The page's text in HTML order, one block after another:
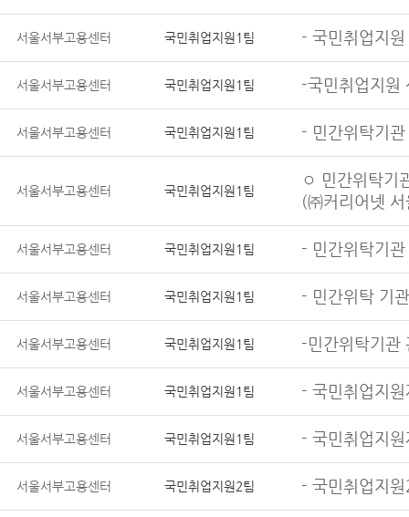
서울서부고용센터 국민취업지원1팀 - 국민취업지
서울서부고용센터 국민취업지원1팀 -국민취업지원
서울서부고용센터 국민취업지원1팀 - 민간위탁기
서울서부고용센터 국민취업지원1팀
◦ 민간위탁기
(㈜커리어넷
서울서부고용센터 국민취업지원1팀 - 민간위탁기
서울서부고용센터 국민취업지원1팀 - 민간위탁 기
서울서부고용센터 국민취업지원1팀 -민간위탁기관
서울서부고용센터 국민취업지원1팀 - 국민취업지
서울서부고용센터 국민취업지원1팀 - 국민취업지
서울서부고용센터 국민취업지원2팀 - 국민취업지